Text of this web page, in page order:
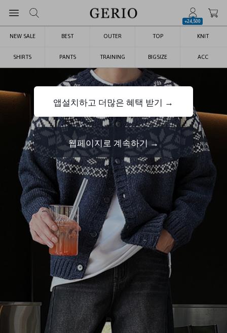
+24,500
NEW SALE BEST OUTER TOP KNIT
SHIRTS PANTS TRAINING BIGSIZE ACC
앱설치하고 더많은 혜택 받기 →
웹페이지로 계속하기 →